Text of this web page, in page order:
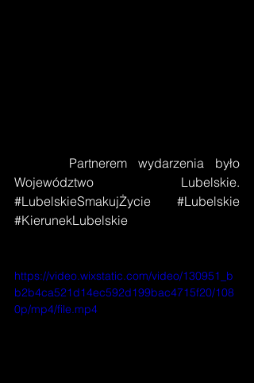
#LubelskieSmakujŻycie
#Lubelskie
#KierunekLubelskie
https://video.wixstatic.com/video/130951_b
b2b4ca521d14ec592d199bac4715f20/108
0p/mp4/file.mp4